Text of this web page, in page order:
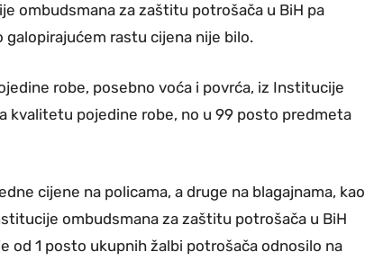
ombudsmana za zaštitu potrošača u BiH pa
rastu cijena nije bilo.
robe, posebno voća i povrća, iz Institucije
kvalitetu pojedine robe, no u 99 posto predmeta
cijene na policama, a druge na blagajnama, kao
ombudsmana za zaštitu potrošača u BiH
od 1 posto ukupnih žalbi potrošača odnosilo na